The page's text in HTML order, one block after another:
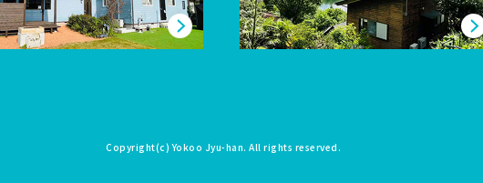
Copyright(c)Yokoo Jyu-han. All rights reserved.